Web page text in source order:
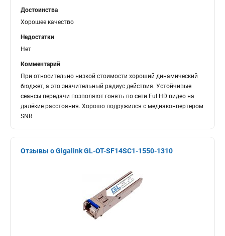
Достоинства
Хорошее качество
Недостатки
Нет
Комментарий
При относительно низкой стоимости хороший динамический
бюджет, а это значительный радиус действия. Устойчивые
сеансы передачи позволяют гонять по сети Ful HD видео на
далёкие расстояния. Хорошо подружился с медиаконвертером
SNR.
Отзывы о Gigalink GL-OT-SF14SC1-1550-1310